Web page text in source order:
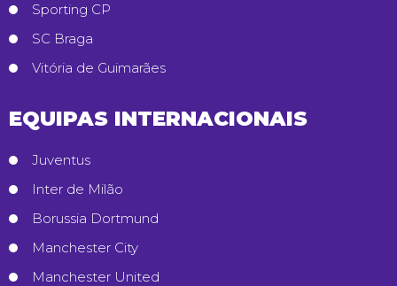
Sporting CP
SC Braga
Vitória de Guimarães
EQUIPAS INTERNACIONAIS
Juventus
Inter de Milão
Borussia Dortmund
Manchester City
Manchester United